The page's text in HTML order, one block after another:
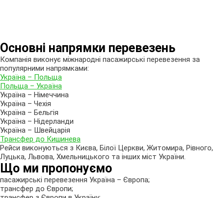
Основні напрямки перевезень
Компанія виконує міжнародні пасажирські перевезення за
популярними напрямками:
Україна – Польща
Польща – Україна
Україна – Німеччина
Україна – Чехія
Україна – Бельгія
Україна – Нідерланди
Україна – Швейцарія
Трансфер до Кишинева
Рейси виконуються з Києва, Білої Церкви, Житомира, Рівного,
Луцька, Львова, Хмельницького та інших міст України.
Що ми пропонуємо
пасажирські перевезення Україна – Європа;
трансфер до Європи;